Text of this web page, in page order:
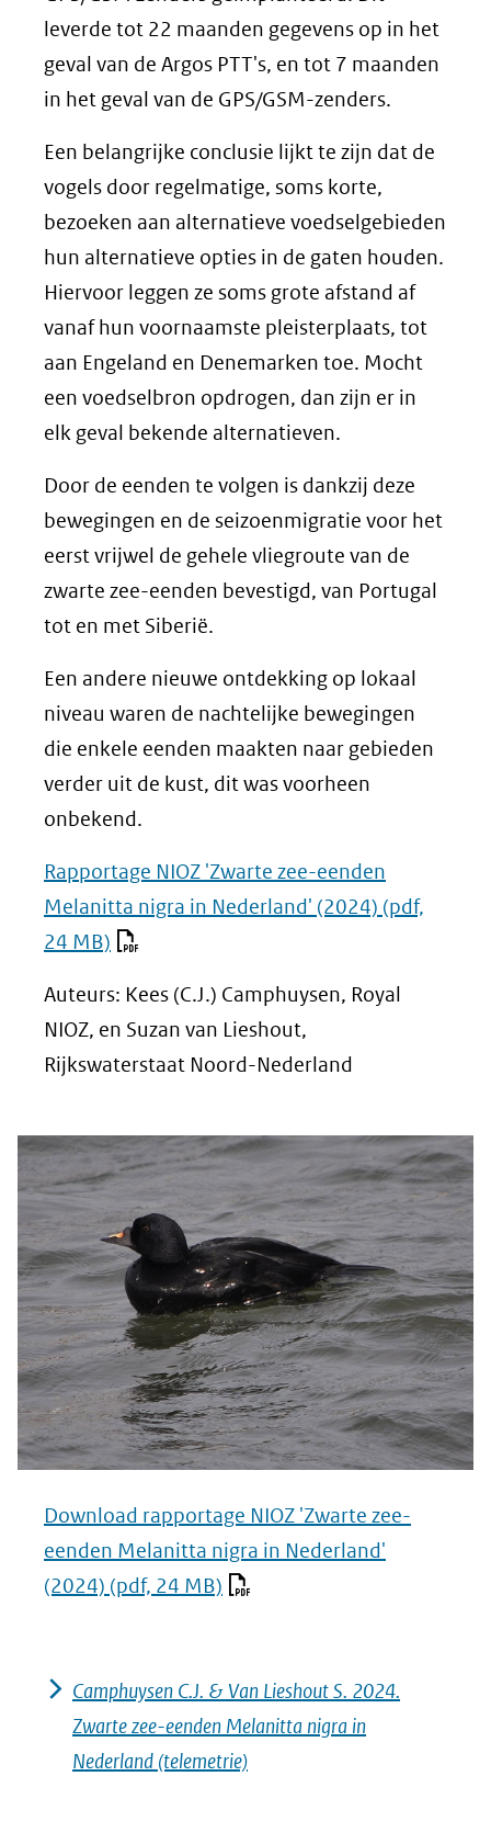
leverde tot 22 maanden gegevens op in het
geval van de Argos PTT's, en tot 7 maanden
in het geval van de GPS/GSM-zenders.
Een belangrijke conclusie lijkt te zijn dat de
vogels door regelmatige, soms korte,
bezoeken aan alternatieve voedselgebieden
hun alternatieve opties in de gaten houden.
Hiervoor leggen ze soms grote afstand af
vanaf hun voornaamste pleisterplaats, tot
aan Engeland en Denemarken toe. Mocht
een voedselbron opdrogen, dan zijn er in
elk geval bekende alternatieven.
Door de eenden te volgen is dankzij deze
bewegingen en de seizoenmigratie voor het
eerst vrijwel de gehele vliegroute van de
zwarte zee-eenden bevestigd, van Portugal
tot en met Siberië.
Een andere nieuwe ontdekking op lokaal
niveau waren de nachtelijke bewegingen
die enkele eenden maakten naar gebieden
verder uit de kust, dit was voorheen
onbekend.
Rapportage NIOZ 'Zwarte zee-eenden
Melanitta nigra in Nederland' (2024) (pdf,
24 MB)
Auteurs: Kees (C.J.) Camphuysen, Royal
NIOZ, en Suzan van Lieshout,
Rijkswaterstaat Noord-Nederland
Download rapportage NIOZ 'Zwarte zee-
eenden Melanitta nigra in Nederland'
(2024) (pdf, 24 MB)
Camphuysen C.J. & Van Lieshout S. 2024.
Zwarte zee-eenden Melanitta nigra in
Nederland (telemetrie)